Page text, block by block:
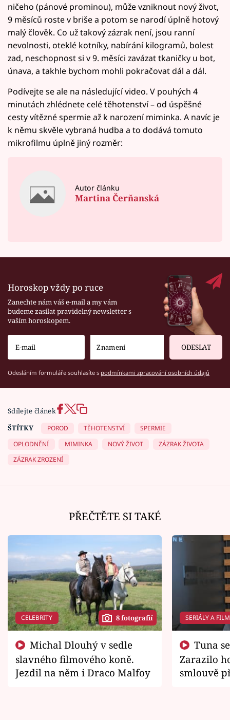
ničeho (pánové prominou), může vzniknout nový život,
9 měsíců roste v briše a potom se narodí úplně hotový
malý člověk. Co už takový zázrak není, jsou ranní
nevolnosti, oteklé kotníky, nabírání kilogramů, bolest
zad, neschopnost si v 9. měsíci zavázat tkaničky u bot,
únava, a takhle bychom mohli pokračovat dál a dál.
Podívejte se ale na následující video. V pouhých 4
minutách zhlédnete celé těhotenství – od úspěšné
cesty vítězné spermie až k narození miminka. A navíc je
k němu skvěle vybraná hudba a to dodává tomuto
mikrofilmu úplně jiný rozměr:
Autor článku
Martina Čerňanská
Horoskop vždy po ruce
Zanechte nám váš e-mail a my vám
budeme zasílat pravidelný newsletter s
vaším horoskopem.
ODESLAT
Odesláním formuláře souhlasíte s podmínkami zpracování osobních údajů
Sdílejte článek
ŠTÍTKY
POROD TĚHOTENSTVÍ
SPERMIE
OPLODNĚNÍ
MIMINKA NOVÝ ŽIVOT
ZÁZRAK ŽIVOTA
ZÁZRAK ZROZENÍ
PŘEČTĚTE SI TAKÉ
CELEBRITY 8 fotografií
slavného filmového koně.
Jezdil na něm i Draco Malfoy
SERIÁLY A
Zarazilo
smlouvě